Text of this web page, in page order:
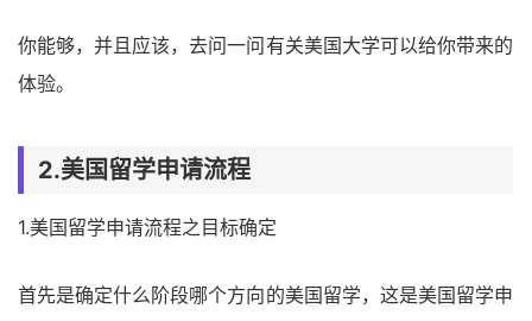
你能够，并且应该，去问一问有关美国大学可以给你带来的
体验。
2.美国留学申请流程
1.美国留学申请流程之目标确定
首先是确定什么阶段哪个方向的美国留学，这是美国留学申